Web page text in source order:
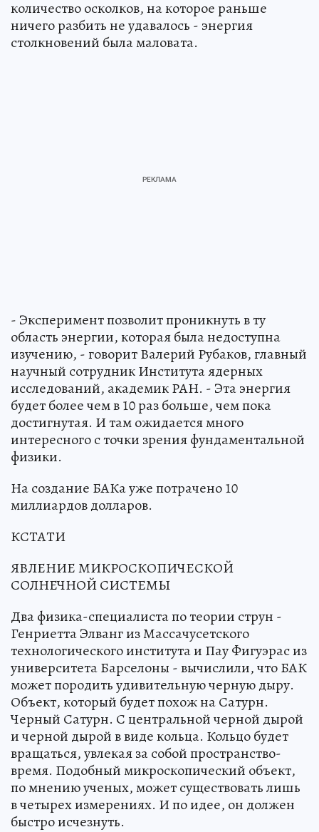
количество осколков, на которое раньше
ничего разбить не удавалось - энергия
столкновений была маловата.
- Эксперимент позволит проникнуть в ту
область энергии, которая была недоступна
изучению, - говорит Валерий Рубаков, главный
научный сотрудник Института ядерных
исследований, академик РАН. - Эта энергия
будет более чем в 10 раз больше, чем пока
достигнутая. И там ожидается много
интересного с точки зрения фундаментальной
физики.
На создание БАКа уже потрачено 10
миллиардов долларов.
КСТАТИ
ЯВЛЕНИЕ МИКРОСКОПИЧЕСКОЙ
СОЛНЕЧНОЙ СИСТЕМЫ
Два физика-специалиста по теории струн -
Генриетта Элванг из Массачусетского
технологического института и Пау Фигуэрас из
университета Барселоны - вычислили, что БАК
может породить удивительную черную дыру.
Объект, который будет похож на Сатурн.
Черный Сатурн. С центральной черной дырой
и черной дырой в виде кольца. Кольцо будет
вращаться, увлекая за собой пространство-
время. Подобный микроскопический объект,
по мнению ученых, может существовать лишь
в четырех измерениях. И по идее, он должен
быстро исчезнуть.